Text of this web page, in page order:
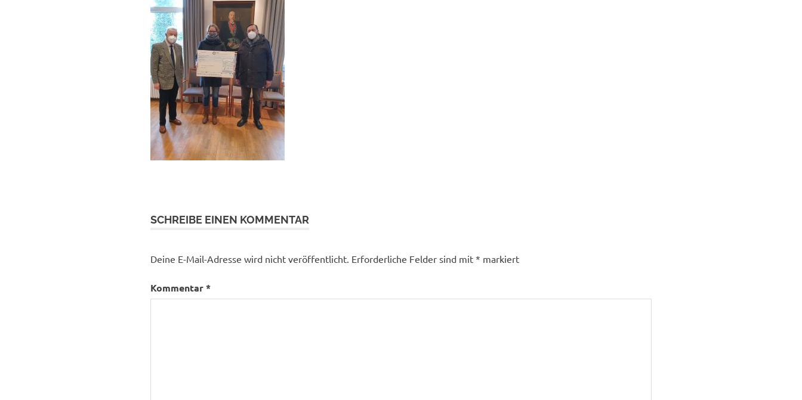
SCHREIBE EINEN KOMMENTAR
Deine E-Mail-Adresse wird nicht veröffentlicht. Erforderliche Felder sind mit * markiert
Kommentar*